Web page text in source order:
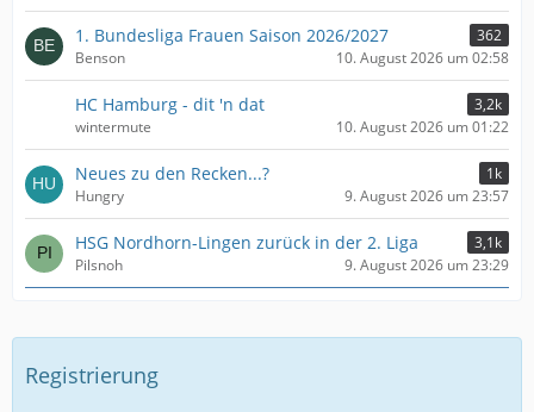
1. Bundesliga Frauen Saison 2026/2027
362
Benson
10. August 2026 um 02:58
HC Hamburg - dit 'n dat
3,2k
wintermute
10. August 2026 um 01:22
Neues zu den Recken...?
1k
Hungry
9. August 2026 um 23:57
HSG Nordhorn-Lingen zurück in der 2. Liga
3,1k
Pilsnoh
9. August 2026 um 23:29
Registrierung